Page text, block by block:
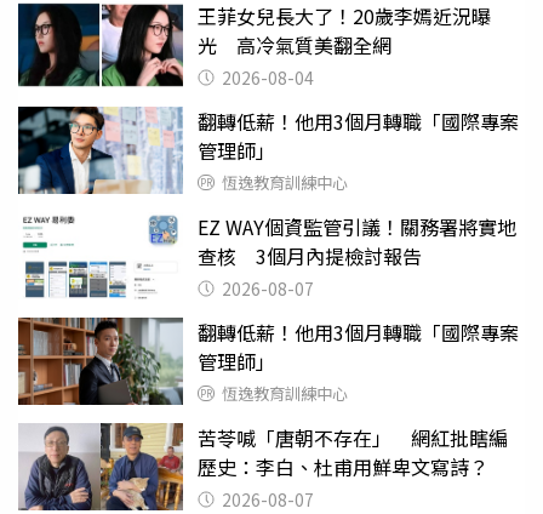
王菲女兒長大了！20歲李嫣近況曝
光 高冷氣質美翻全網
2026-08-04
翻轉低薪！他用3個月轉職「國際專案
管理師」
恆逸教育訓練中心
EZ WAY個資監管引議！關務署將實地
查核 3個月內提檢討報告
2026-08-07
翻轉低薪！他用3個月轉職「國際專案
管理師」
恆逸教育訓練中心
苦苓喊「唐朝不存在」 網紅批瞎編
歷史：李白、杜甫用鮮卑文寫詩？
2026-08-07